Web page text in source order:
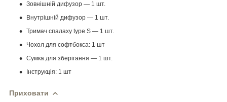
Зовнішній дифузор — 1 шт.
Внутрішній дифузор — 1 шт.
Тримач спалаху type S — 1 шт.
Чохол для софтбокса: 1 шт
Сумка для зберігання — 1 шт.
Інструкція: 1 шт
Приховати